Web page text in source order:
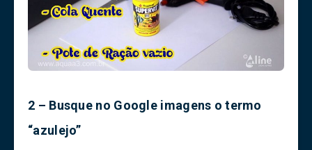
2 – Busque no Google imagens o termo
“azulejo”